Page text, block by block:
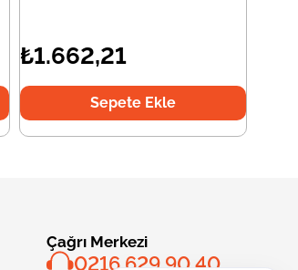
₺1.662,21
Sepete Ekle
Çağrı Merkezi
0216 629 90 40